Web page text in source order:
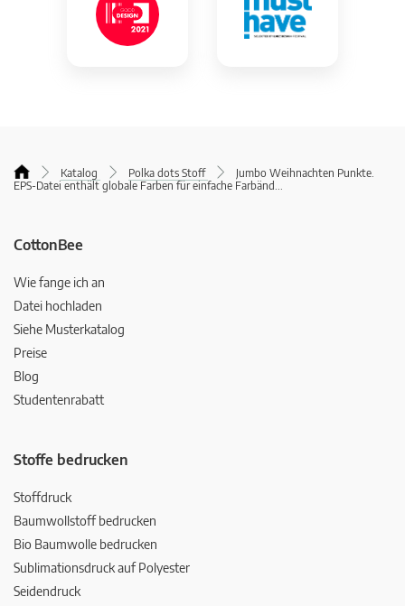
Katalog Polka dots Stoff
Jumbo Weihnachten Punkte.
EPS-Datei enthält globale Farben für einfache Farbänd...
CottonBee
Wie fange ich an
Datei hochladen
Siehe Musterkatalog
Preise
Blog
Studentenrabatt
Stoffe bedrucken
Stoffdruck
Baumwollstoff bedrucken
Bio Baumwolle bedrucken
Sublimationsdruck auf Polyester
Seidendruck